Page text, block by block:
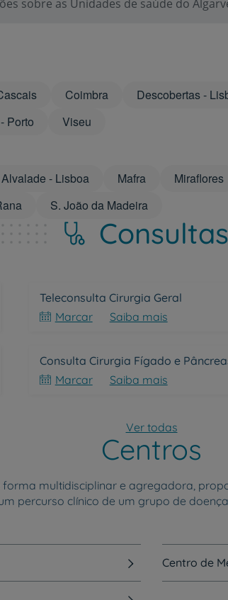
CUF
Academic Center
Para profissionais
Sobre nós
Contacte-nos
sobre as Unidades de saúde do
Coimbra Descobertas -
Porto Viseu
- Lisboa Mafra Miraflores
S. João da Madeira
Consultas
Teleconsulta Cirurgia Geral
Marcar
Saiba mais
Consulta Cirurgia Fígado e
Marcar
Saiba mais
Ver todas
Centros
forma multidisciplinar e agregadora,
percurso clínico de um grupo de
Centro de